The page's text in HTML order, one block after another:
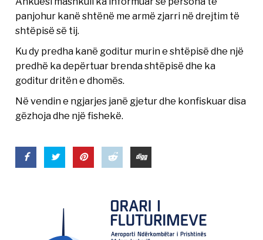
panjohur kanë shtënë me armë zjarri në drejtim të
shtëpisë së tij.
Ku dy predha kanë goditur murin e shtëpisë dhe një
predhë ka depërtuar brenda shtëpisë dhe ka
goditur dritën e dhomës.
Në vendin e ngjarjes janë gjetur dhe konfiskuar disa
gëzhoja dhe një fishekë.